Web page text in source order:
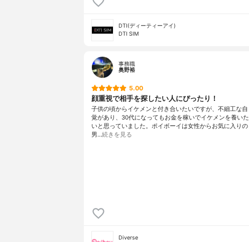
DTI(ディーティーアイ)
DTI SIM
事務職
奥野裕
5.00
顔重視で相手を探したい人にぴったり！
子供の頃からイケメンと付き合いたいですが、不細工な自
覚があり、30代になってもお金を稼いでイケメンを養いた
いと思っていました。ポイボーイは女性からお気に入りの
男…続きを見る
Diverse